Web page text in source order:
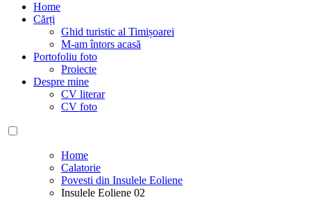
Home
Cărți
Ghid turistic al Timișoarei
M-am întors acasă
Portofoliu foto
Proiecte
Despre mine
CV literar
CV foto
Home
Calatorie
Povesti din Insulele Eoliene
Insulele Eoliene 02